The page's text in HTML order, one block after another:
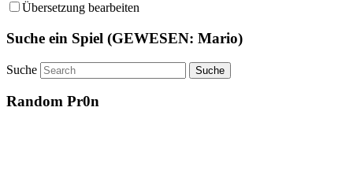
Übersetzung bearbeiten
Suche ein Spiel (GEWESEN: Mario)
Suche
Random Pr0n